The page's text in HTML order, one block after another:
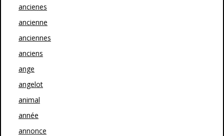
ancienes
ancienne
anciennes
anciens
ange
angelot
animal
année
annonce